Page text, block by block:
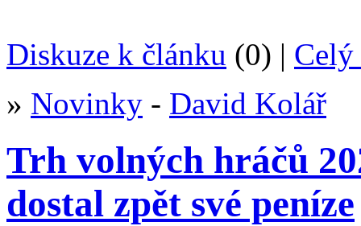
Diskuze k článku (0) | Celý
» Novinky - David Kolář
Trh volných hráčů
dostal zpět své peníze